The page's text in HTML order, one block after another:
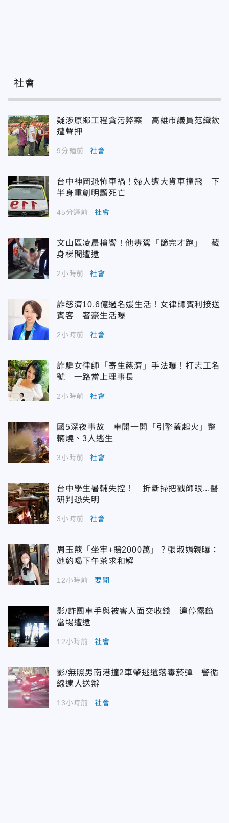
社會
疑涉原鄉工程貪污弊案 高雄市議員范織欽
遭聲押
9分鐘前 社會
台中神岡恐怖車禍！婦人遭大貨車撞飛 下
半身重創明顯死亡
45分鐘前 社會
文山區凌晨槍響！他毒駕「篩完才跑」 藏
身梯間遭逮
2小時前 社會
詐慈濟10.6億過名媛生活！女律師賓利接送
賓客 奢豪生活曝
2小時前 社會
詐騙女律師「寄生慈濟」手法曝！打志工名
號 一路當上理事長
2小時前 社會
國5深夜事故 車開一開「引擎蓋起火」整
輛燒、3人逃生
3小時前 社會
台中學生暑輔失控！ 折斷掃把戳師眼...醫
研判恐失明
3小時前 社會
周玉蔻「坐牢+賠2000萬」？張淑娟親曝：
她約喝下午茶求和解
12小時前 要聞
影/詐團車手與被害人面交收錢 違停露餡
當場遭逮
12小時前 社會
影/無照男南港撞2車肇逃遺落毒菸彈 警循
線逮人送辦
13小時前 社會